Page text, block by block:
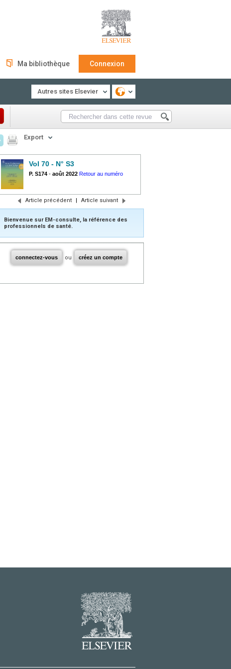
Ma bibliothèque Connexion
Autres sites Elsevier
Export
Vol 70 - N° S3
P. S174 - août 2022 Retour au numéro
Article précédent | Article suivant
Bienvenue sur EM-consulte, la référence des
professionnels de santé.
connectez-vous ou créez un compte